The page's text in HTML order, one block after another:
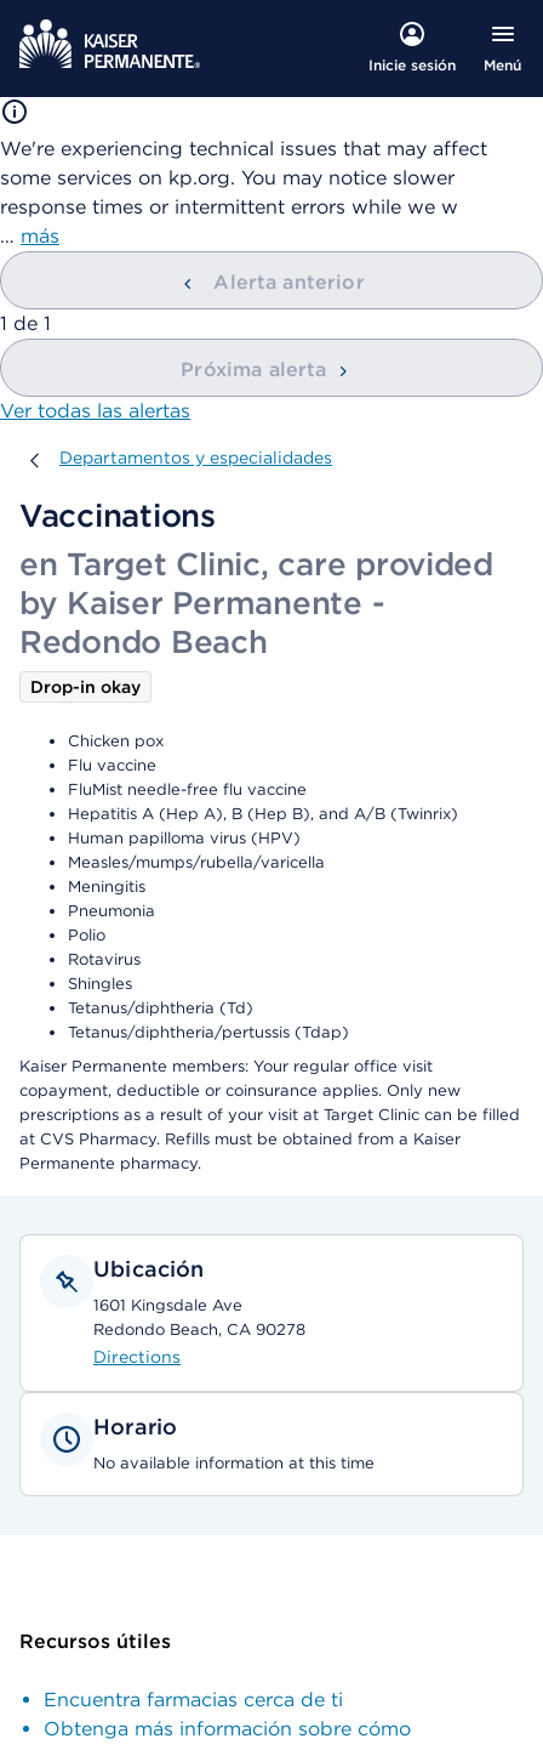
Inicie sesión Menú
We're experiencing technical issues that may affect
some services on kp.org. You may notice slower
response times or intermittent errors while we w
… más
Alerta anterior
mostrando
1 de 1
Próxima alerta
Ver todas las alertas
Departamentos y especialidades
Departamentos y especialidades
Vaccinations
en Target Clinic, care provided
by Kaiser Permanente -
Redondo Beach
Drop-in okay
Chicken pox
Flu vaccine
FluMist needle-free flu vaccine
Hepatitis A (Hep A), B (Hep B), and A/B (Twinrix)
Human papilloma virus (HPV)
Measles/mumps/rubella/varicella
Meningitis
Pneumonia
Polio
Rotavirus
Shingles
Tetanus/diphtheria (Td)
Tetanus/diphtheria/pertussis (Tdap)
Kaiser Permanente members: Your regular office visit
copayment, deductible or coinsurance applies. Only new
prescriptions as a result of your visit at Target Clinic can be filled
at CVS Pharmacy. Refills must be obtained from a Kaiser
Permanente pharmacy.
Ubicación
1601 Kingsdale Ave
Redondo Beach, CA 90278
Directions
Horario
No available information at this time
Recursos útiles
Encuentra farmacias cerca de ti
Obtenga más información sobre cómo